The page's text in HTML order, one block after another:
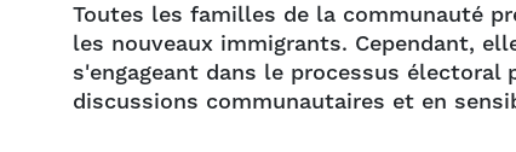
Toutes les familles de la communauté
les nouveaux immigrants. Cependant,
s'engageant dans le processus
discussions communautaires et en